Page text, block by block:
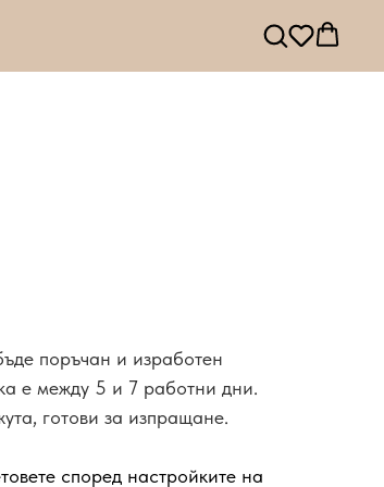
поръчан и изработен
е между 5 и 7 работни дни.
готови за изпращане.
според настройките на